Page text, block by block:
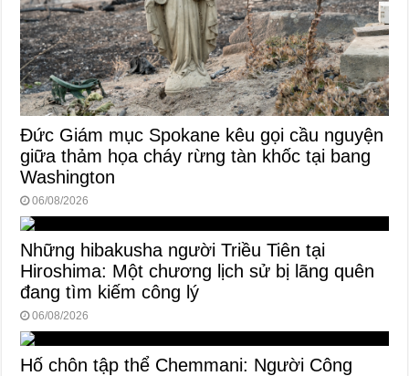
Đức Giám mục Spokane kêu gọi cầu nguyện
giữa thảm họa cháy rừng tàn khốc tại bang
Washington
06/08/2026
Những hibakusha người Triều Tiên tại
Hiroshima: Một chương lịch sử bị lãng quên
đang tìm kiếm công lý
06/08/2026
Hố chôn tập thể Chemmani: Người Công